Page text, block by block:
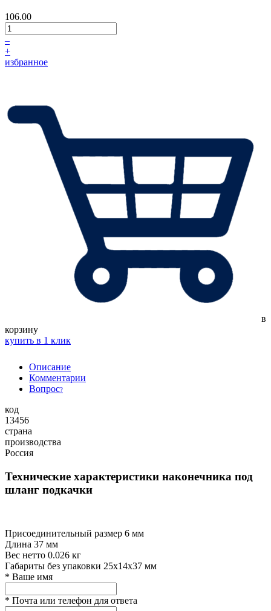
106.00
–
+
избранное
в
корзину
купить в 1 клик
Описание
Комментарии
Вопрос?
код
13456
страна
производства
Россия
Технические характеристики наконечника под
шланг подкачки
Присоединительный размер 6 мм
Длина 37 мм
Вес нетто 0.026 кг
Габариты без упаковки 25x14x37 мм
* Ваше имя
* Почта или телефон для ответа